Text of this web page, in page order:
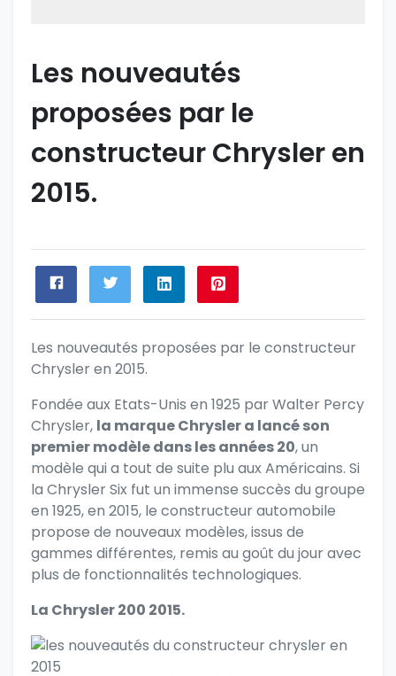
Les nouveautés
proposées par le
constructeur Chrysler en
2015.
Les nouveautés proposées par le constructeur
Chrysler en 2015.
Fondée aux Etats-Unis en 1925 par Walter Percy
Chrysler, la marque Chrysler a lancé son
premier modèle dans les années 20, un
modèle qui a tout de suite plu aux Américains. Si
la Chrysler Six fut un immense succès du groupe
en 1925, en 2015, le constructeur automobile
propose de nouveaux modèles, issus de
gammes différentes, remis au goût du jour avec
plus de fonctionnalités technologiques.
La Chrysler 200 2015.